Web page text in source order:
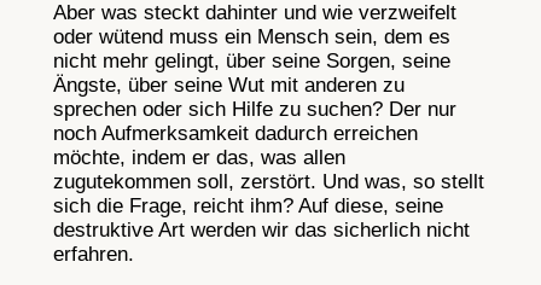
Aber was steckt dahinter und wie verzweifelt
oder wütend muss ein Mensch sein, dem es
nicht mehr gelingt, über seine Sorgen, seine
Ängste, über seine Wut mit anderen zu
sprechen oder sich Hilfe zu suchen? Der nur
noch Aufmerksamkeit dadurch erreichen
möchte, indem er das, was allen
zugutekommen soll, zerstört. Und was, so stellt
sich die Frage, reicht ihm? Auf diese, seine
destruktive Art werden wir das sicherlich nicht
erfahren.